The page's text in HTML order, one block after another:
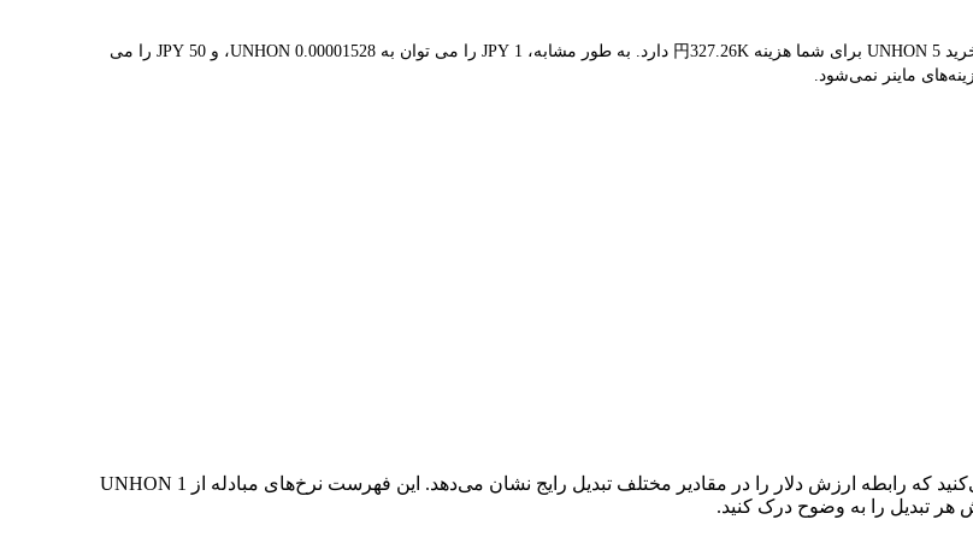
1 UNHON در حال حاضر با 円65.45K ارزش گذاری شده است، به این معنی که خرید 5 UNHON برای شما هزینه 円327.26K دارد. به طور مشابه، 1 JPY را می توان به 0.00001528 UNHON، و 50 JPY را می
در جدول بالا، نمودار داده‌های تبدیل جامع UNHON به JPY را مشاهده می‌کنید که رابطه ارزش دلار را در مقادیر مختلف تبدیل رایج نشان می‌دهد. این فهرست نرخ‌های مبادله از 1 UNHON